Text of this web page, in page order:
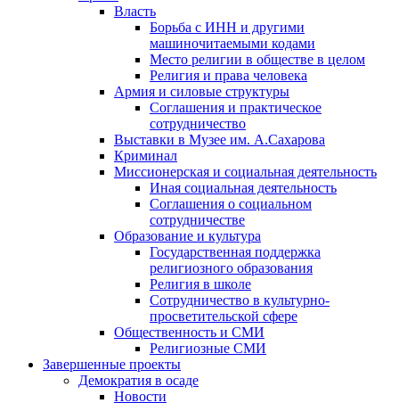
Власть
Борьба с ИНН и другими
машиночитаемыми кодами
Место религии в обществе в целом
Религия и права человека
Армия и силовые структуры
Соглашения и практическое
сотрудничество
Выставки в Музее им. А.Сахарова
Криминал
Миссионерская и социальная деятельность
Иная социальная деятельность
Соглашения о социальном
сотрудничестве
Образование и культура
Государственная поддержка
религиозного образования
Религия в школе
Сотрудничество в культурно-
просветительской сфере
Общественность и СМИ
Религиозные СМИ
Завершенные проекты
Демократия в осаде
Новости